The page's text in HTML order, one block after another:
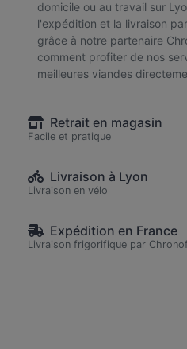
domicile ou au travail sur
l'expédition et la livraison
grâce à notre partenaire
comment profiter de nos
meilleures viandes
Retrait en magasin
Facile et pratique
Livraison à Lyon
Livraison en vélo
Expédition en France
Livraison frigorifique par